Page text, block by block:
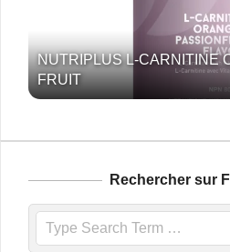
NUTRIPLUS L-CARNITINE
FRUIT
Rechercher sur
Search